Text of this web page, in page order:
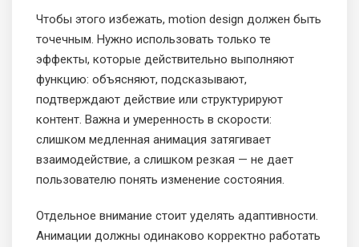
Чтобы этого избежать, motion design должен быть
точечным. Нужно использовать только те
эффекты, которые действительно выполняют
функцию: объясняют, подсказывают,
подтверждают действие или структурируют
контент. Важна и умеренность в скорости:
слишком медленная анимация затягивает
взаимодействие, а слишком резкая — не дает
пользователю понять изменение состояния.
Отдельное внимание стоит уделять адаптивности.
Анимации должны одинаково корректно работать